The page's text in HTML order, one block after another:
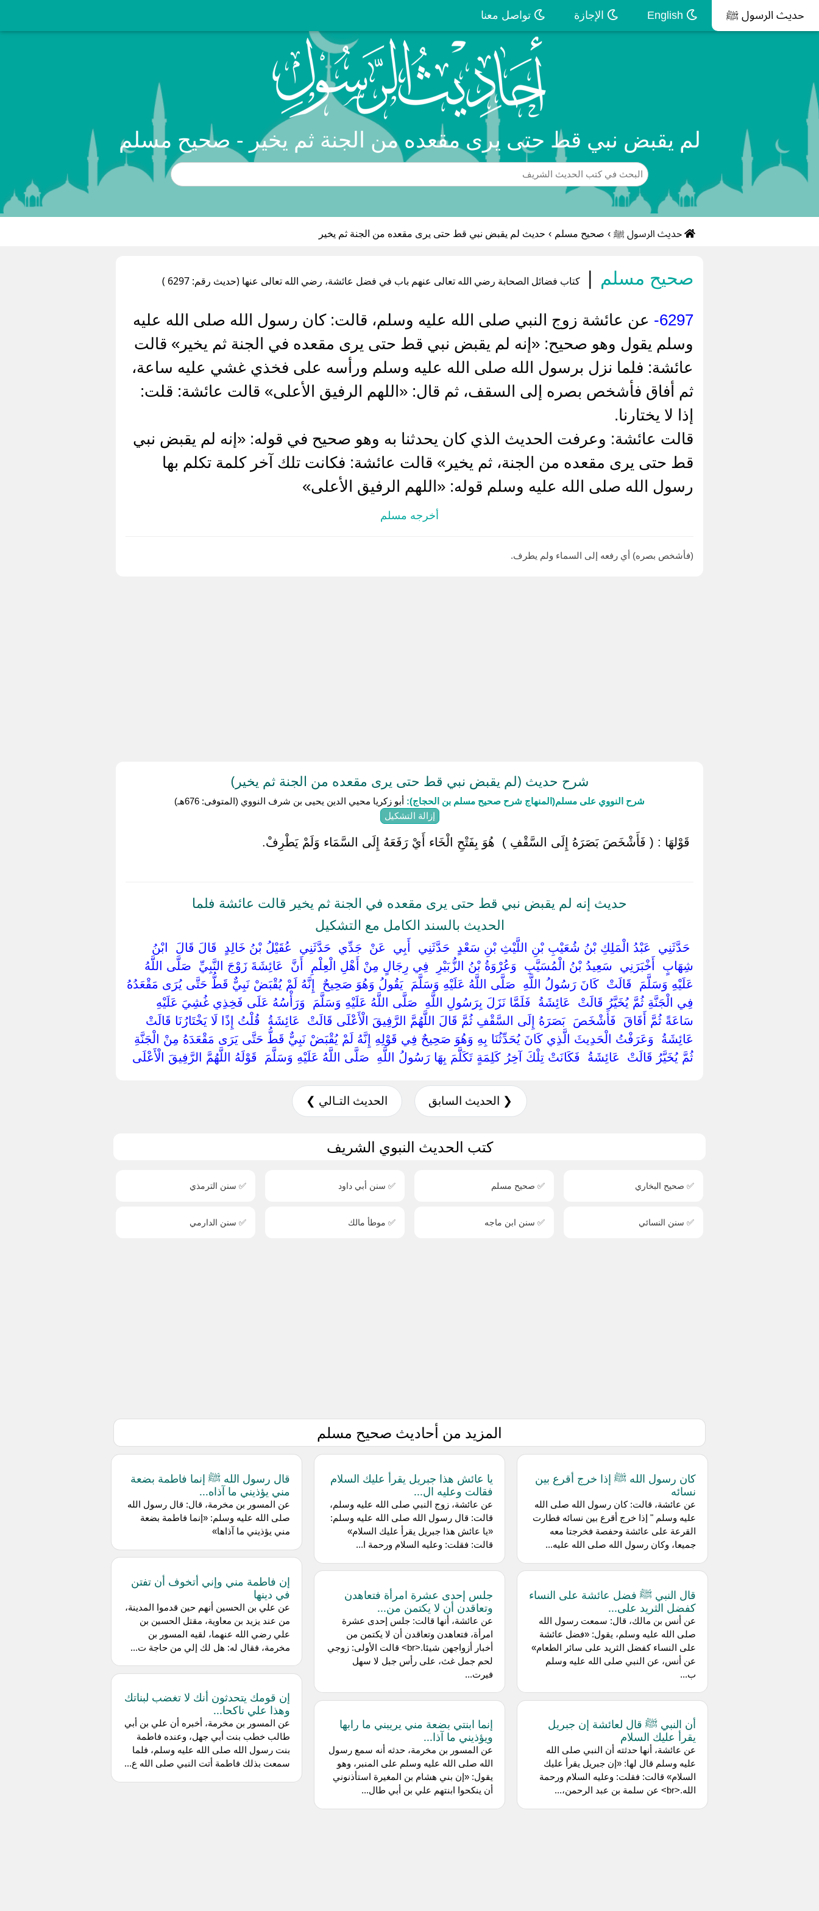
حديث الرسول ﷺ الإجازة تواصل معنا
لم يقبض نبي قط حتى يرى مقعده من الجنة ثم يخير - صحيح مسلم
حديث الرسول ﷺ › صحيح مسلم › حديث لم يقبض نبي قط حتى يرى مقعده من الجنة ثم يخير
صحيح مسلم | كتاب فضائل الصحابة رضي الله تعالى عنهم باب في فضل عائشة، رضي الله تعالى عنها (حديث رقم: 6297 )
6297-
عن عائشة زوج النبي صلى الله عليه وسلم، قالت: كان رسول الله صلى الله عليه
وسلم يقول وهو صحيح: «إنه لم يقبض نبي قط حتى يرى مقعده في الجنة ثم يخير» قالت
عائشة: فلما نزل برسول الله صلى الله عليه وسلم ورأسه على فخذي غشي عليه ساعة،
ثم أفاق فأشخص بصره إلى السقف، ثم قال: «اللهم الرفيق الأعلى» قالت عائشة: قلت:
إذا لا يختارنا.
قالت عائشة: وعرفت الحديث الذي كان يحدثنا به وهو صحيح في قوله: «إنه لم يقبض نبي
قط حتى يرى مقعده من الجنة، ثم يخير» قالت عائشة: فكانت تلك آخر كلمة تكلم بها
رسول الله صلى الله عليه وسلم قوله: «اللهم الرفيق الأعلى»
أخرجه مسلم
(فأشخص بصره) أي رفعه إلى السماء ولم يطرف.
شرح حديث (لم يقبض نبي قط حتى يرى مقعده من الجنة ثم يخير)
شرح النووي على مسلم(المنهاج شرح صحيح مسلم بن الحجاج): أبو زكريا محيي الدين يحيى بن شرف النووي (المتوفى: 676هـ)
إزالة التشكيل
‏ ‏قَوْلهَا : ( فَأَشْخَصَ بَصَرَهُ إِلَى السَّقْفِ ) ‏ ‏هُوَ بِفَتْحِ الْخَاء أَيْ رَفَعَهُ إِلَى السَّمَاء وَلَمْ يَطْرِفْ.
حديث إنه لم يقبض نبي قط حتى يرى مقعده في الجنة ثم يخير قالت عائشة فلما
الحديث بالسند الكامل مع التشكيل
‏ ‏حَدَّثَنِي ‏ ‏عَبْدُ الْمَلِكِ بْنُ شُعَيْبِ بْنِ اللَّيْثِ بْنِ سَعْدٍ ‏ ‏حَدَّثَنِي ‏ ‏أَبِي ‏ ‏عَنْ ‏ ‏جَدِّي ‏ ‏حَدَّثَنِي ‏ ‏عُقَيْلُ بْنُ خَالِدٍ ‏ ‏قَالَ قَالَ ‏ ‏ابْنُ
شِهَابٍ ‏ ‏أَخْبَرَنِي ‏ ‏سَعِيدُ بْنُ الْمُسَيَّبِ ‏ ‏وَعُرْوَةُ بْنُ الزُّبَيْرِ ‏ ‏فِي رِجَالٍ مِنْ أَهْلِ الْعِلْمِ ‏ ‏أَنَّ ‏ ‏عَائِشَةَ زَوْجَ النَّبِيِّ ‏ ‏صَلَّى اللَّهُ
عَلَيْهِ وَسَلَّمَ ‏ ‏قَالَتْ ‏ ‏كَانَ رَسُولُ اللَّهِ ‏ ‏صَلَّى اللَّهُ عَلَيْهِ وَسَلَّمَ ‏ ‏يَقُولُ وَهُوَ صَحِيحٌ ‏ ‏إِنَّهُ لَمْ يُقْبَضْ نَبِيٌّ قَطُّ حَتَّى يُرَى مَقْعَدُهُ
فِي الْجَنَّةِ ثُمَّ يُخَيَّرُ قَالَتْ ‏ ‏عَائِشَةُ ‏ ‏فَلَمَّا نَزَلَ بِرَسُولِ اللَّهِ ‏ ‏صَلَّى اللَّهُ عَلَيْهِ وَسَلَّمَ ‏ ‏وَرَأْسُهُ عَلَى فَخِذِي غُشِيَ عَلَيْهِ
سَاعَةً ثُمَّ أَفَاقَ ‏ ‏فَأَشْخَصَ ‏ ‏بَصَرَهُ إِلَى السَّقْفِ ثُمَّ قَالَ اللَّهُمَّ الرَّفِيقَ الْأَعْلَى قَالَتْ ‏ ‏عَائِشَةُ ‏ ‏قُلْتُ إِذًا لَا يَخْتَارُنَا قَالَتْ ‏
‏عَائِشَةُ ‏ ‏وَعَرَفْتُ الْحَدِيثَ الَّذِي كَانَ يُحَدِّثُنَا بِهِ وَهُوَ صَحِيحٌ فِي قَوْلِهِ إِنَّهُ لَمْ يُقْبَضْ نَبِيٌّ قَطُّ حَتَّى يَرَى مَقْعَدَهُ مِنْ الْجَنَّةِ
ثُمَّ يُخَيَّرُ قَالَتْ ‏ ‏عَائِشَةُ ‏ ‏فَكَانَتْ تِلْكَ آخِرُ كَلِمَةٍ تَكَلَّمَ بِهَا رَسُولُ اللَّهِ ‏ ‏صَلَّى اللَّهُ عَلَيْهِ وَسَلَّمَ ‏ ‏قَوْلَهُ اللَّهُمَّ الرَّفِيقَ الْأَعْلَى ‏
❮ الحديث السابق الحديث التـالي ❯
كتب الحديث النبوي الشريف
✅ صحيح البخاري ✅ صحيح مسلم ✅ سنن أبي داود ✅ سنن الترمذي
✅ سنن النسائي ✅ سنن ابن ماجه ✅ موطأ مالك ✅ سنن الدارمي
المزيد من أحاديث صحيح مسلم
كان رسول الله ﷺ إذا خرج أقرع بين
نسائه
عن عائشة، قالت: كان رسول الله صلى الله
عليه وسلم " إذا خرج أقرع بين نسائه فطارت
القرعة على عائشة وحفصة فخرجتا معه
جميعا، وكان رسول الله صلى الله عليه...
قال النبي ﷺ فضل عائشة على النساء
كفضل الثريد على...
عن أنس بن مالك، قال: سمعت رسول الله
صلى الله عليه وسلم، يقول: «فضل عائشة
على النساء كفضل الثريد على سائر الطعام»
عن أنس، عن النبي صلى الله عليه وسلم
ب...
أن النبي ﷺ قال لعائشة إن جبريل
يقرأ عليك السلام
عن عائشة، أنها حدثته أن النبي صلى الله
عليه وسلم قال لها: «إن جبريل يقرأ عليك
السلام» قالت: فقلت: وعليه السلام ورحمة
الله.<br> عن سلمة بن عبد الرحمن،...
يا عائش هذا جبريل يقرأ عليك السلام
فقالت وعليه ال...
عن عائشة، زوج النبي صلى الله عليه وسلم،
قالت: قال رسول الله صلى الله عليه وسلم:
«يا عائش هذا جبريل يقرأ عليك السلام»
قالت: فقلت: وعليه السلام ورحمة ا...
جلس إحدى عشرة امرأة فتعاهدن
وتعاقدن أن لا يكتمن من...
عن عائشة، أنها قالت: جلس إحدى عشرة
امرأة، فتعاهدن وتعاقدن أن لا يكتمن من
أخبار أزواجهن شيئا.<br> قالت الأولى: زوجي
لحم جمل غث، على رأس جبل لا سهل
فيرت...
إنما ابنتي بضعة مني يريبني ما رابها
ويؤذيني ما آذا...
عن المسور بن مخرمة، حدثه أنه سمع رسول
الله صلى الله عليه وسلم على المنبر، وهو
يقول: «إن بني هشام بن المغيرة استأذنوني
أن ينكحوا ابنتهم علي بن أبي طال...
قال رسول الله ﷺ إنما فاطمة بضعة
مني يؤذيني ما آذاه...
عن المسور بن مخرمة، قال: قال رسول الله
صلى الله عليه وسلم: «إنما فاطمة بضعة
مني يؤذيني ما آذاها»
إن فاطمة مني وإني أتخوف أن تفتن
في دينها
عن علي بن الحسين أنهم حين قدموا المدينة،
من عند يزيد بن معاوية، مقتل الحسين بن
علي رضي الله عنهما، لقيه المسور بن
مخرمة، فقال له: هل لك إلي من حاجة ت...
إن قومك يتحدثون أنك لا تغضب لبناتك
وهذا علي ناكحا...
عن المسور بن مخرمة، أخبره أن علي بن أبي
طالب خطب بنت أبي جهل، وعنده فاطمة
بنت رسول الله صلى الله عليه وسلم، فلما
سمعت بذلك فاطمة أتت النبي صلى الله ع...